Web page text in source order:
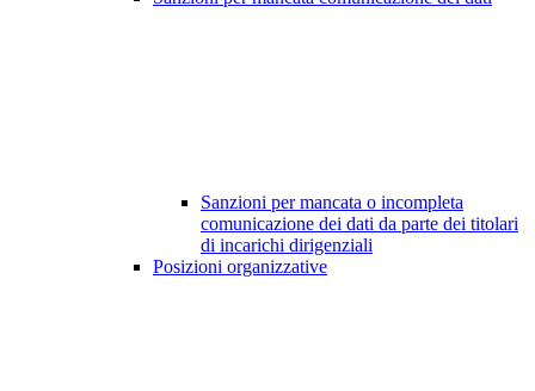
Sanzioni per mancata o incompleta
comunicazione dei dati da parte dei titolari
di incarichi dirigenziali
Posizioni organizzative